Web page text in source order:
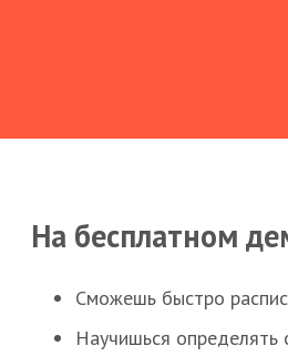
На бесплатном
Сможешь быстро
Научишься определять